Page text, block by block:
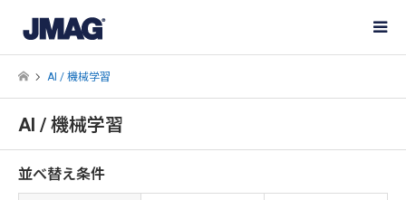
AI / 機械学習
AI / 機械学習
並べ替え条件